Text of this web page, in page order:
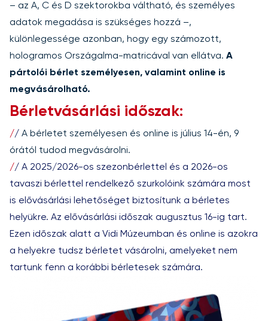
– az A, C és D szektorokba váltható, és személyes
adatok megadása is szükséges hozzá –,
különlegessége azonban, hogy egy számozott,
hologramos Országalma-matricával van ellátva. A
pártolói bérlet személyesen, valamint online is
megvásárolható.
Bérletvásárlási időszak:
// A bérletet személyesen és online is július 14-én, 9
órától tudod megvásárolni.
// A 2025/2026-os szezonbérlettel és a 2026-os
tavaszi bérlettel rendelkező szurkolóink számára most
is elővásárlási lehetőséget biztosítunk a bérletes
helyükre. Az elővásárlási időszak augusztus 16-ig tart.
Ezen időszak alatt a Vidi Múzeumban és online is azokra
a helyekre tudsz bérletet vásárolni, amelyeket nem
tartunk fenn a korábbi bérletesek számára.